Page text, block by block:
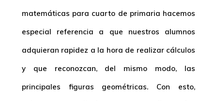
matemáticas para cuarto de primaria hacemos
especial referencia a que nuestros alumnos
adquieran rapidez a la hora de realizar cálculos
y que reconozcan, del mismo modo, las
principales figuras geométricas. Con esto,